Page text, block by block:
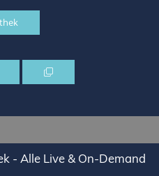
- Alle Live & On-Demand